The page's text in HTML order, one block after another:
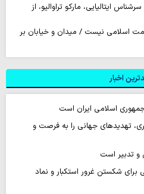
سرشناس ایتالیایی، مارکو تراوالیو، از
امت اسلامی نیست / میدان و خیابان بر
اخبار
اسلامی ایران است
تهدیدهای جهانی را به فرصت و
و تدبیر است
شکستن غرور استکبار و نماد